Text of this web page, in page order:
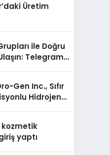
Üretim
ile Doğru
Telegram
Gen Inc., Sıfır
Hidrojen
kozmetik
yaptı